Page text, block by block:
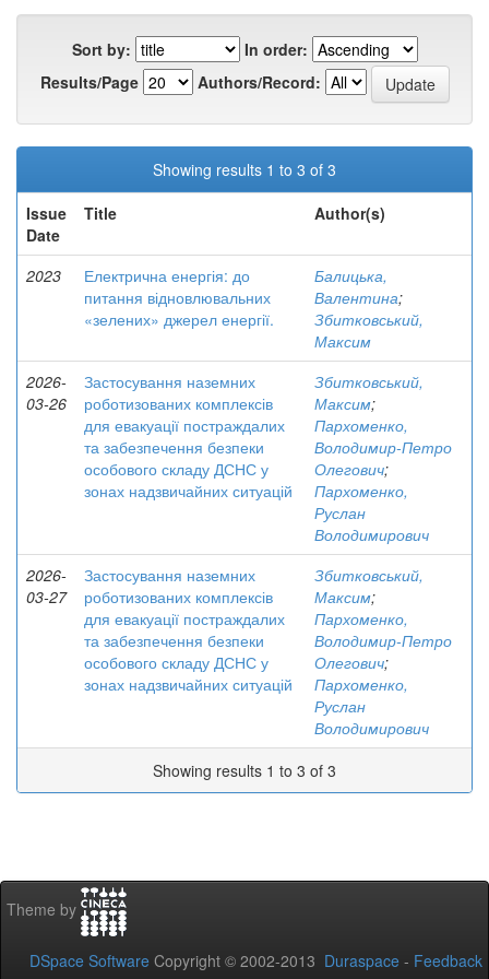
Sort by:
In order:
Results/Page
Authors/Record:
Showing results 1 to 3 of 3
Issue
Date
Title Author(s)
2023
Електрична енергія: до
питання відновлювальних
«зелених» джерел енергії.
Балицька,
Валентина;
Збитковський,
Максим
2026-
03-26
Застосування наземних
роботизованих комплексів
для евакуації постраждалих
та забезпечення безпеки
особового складу ДСНС у
зонах надзвичайних ситуацій
Збитковський,
Максим;
Пархоменко,
Володимир-Петро
Олегович;
Пархоменко,
Руслан
Володимирович
2026-
03-27
Застосування наземних
роботизованих комплексів
для евакуації постраждалих
та забезпечення безпеки
особового складу ДСНС у
зонах надзвичайних ситуацій
Збитковський,
Максим;
Пархоменко,
Володимир-Петро
Олегович;
Пархоменко,
Руслан
Володимирович
Showing results 1 to 3 of 3
Theme by
DSpace Software Copyright © 2002-2013 Duraspace - Feedback